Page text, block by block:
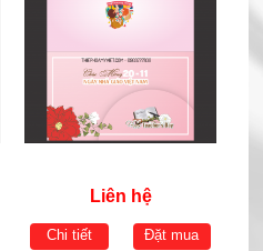
Liên hệ
Chi tiết Đặt mua